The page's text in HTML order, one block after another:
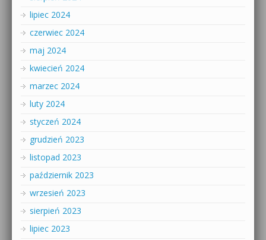
lipiec 2024
czerwiec 2024
maj 2024
kwiecień 2024
marzec 2024
luty 2024
styczeń 2024
grudzień 2023
listopad 2023
październik 2023
wrzesień 2023
sierpień 2023
lipiec 2023